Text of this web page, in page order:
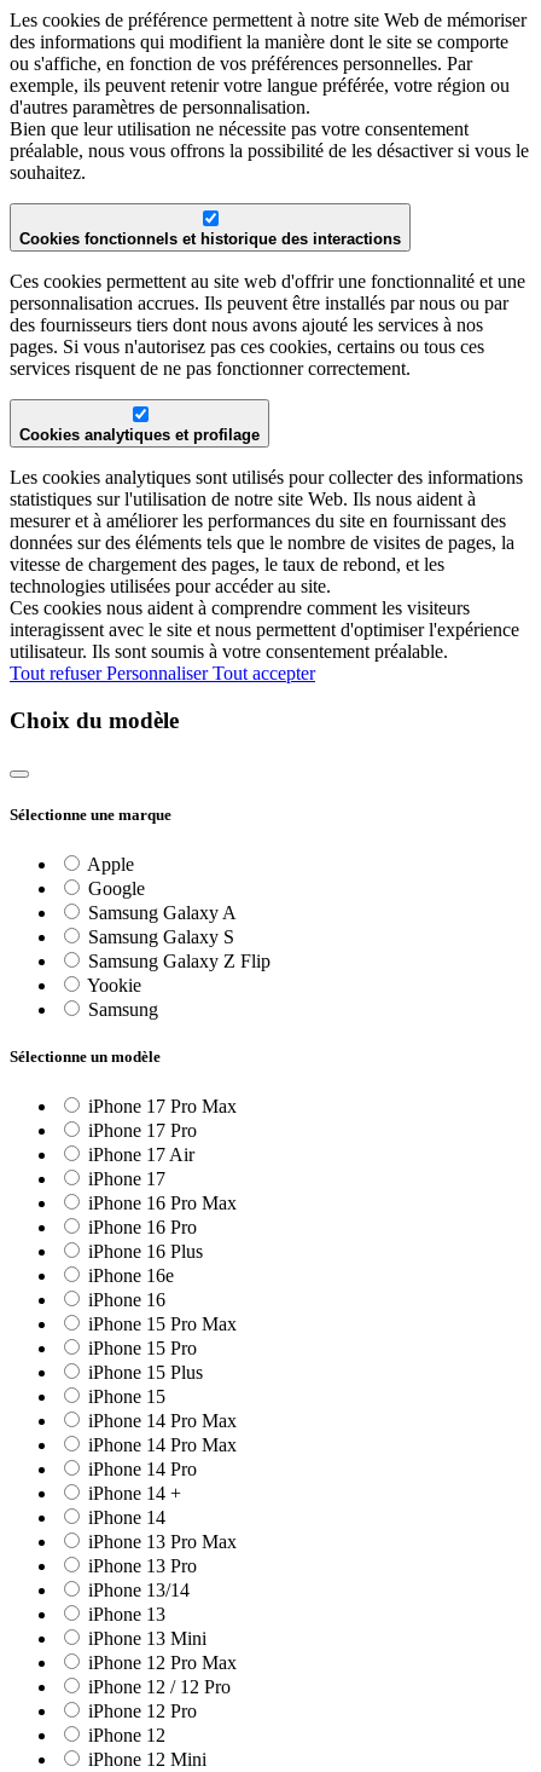
Les cookies de préférence permettent à notre site Web de mémoriser
des informations qui modifient la manière dont le site se comporte
ou s'affiche, en fonction de vos préférences personnelles. Par
exemple, ils peuvent retenir votre langue préférée, votre région ou
d'autres paramètres de personnalisation.
Bien que leur utilisation ne nécessite pas votre consentement
préalable, nous vous offrons la possibilité de les désactiver si vous le
souhaitez.
Cookies fonctionnels et historique des interactions
Ces cookies permettent au site web d'offrir une fonctionnalité et une
personnalisation accrues. Ils peuvent être installés par nous ou par
des fournisseurs tiers dont nous avons ajouté les services à nos
pages. Si vous n'autorisez pas ces cookies, certains ou tous ces
services risquent de ne pas fonctionner correctement.
Cookies analytiques et profilage
Les cookies analytiques sont utilisés pour collecter des informations
statistiques sur l'utilisation de notre site Web. Ils nous aident à
mesurer et à améliorer les performances du site en fournissant des
données sur des éléments tels que le nombre de visites de pages, la
vitesse de chargement des pages, le taux de rebond, et les
technologies utilisées pour accéder au site.
Ces cookies nous aident à comprendre comment les visiteurs
interagissent avec le site et nous permettent d'optimiser l'expérience
utilisateur. Ils sont soumis à votre consentement préalable.
Tout refuserPersonnaliserTout accepter
Choix du modèle
Sélectionne une marque
Apple
Google
Samsung Galaxy A
Samsung Galaxy S
Samsung Galaxy Z Flip
Yookie
Samsung
Sélectionne un modèle
iPhone 17 Pro Max
iPhone 17 Pro
iPhone 17 Air
iPhone 17
iPhone 16 Pro Max
iPhone 16 Pro
iPhone 16 Plus
iPhone 16e
iPhone 16
iPhone 15 Pro Max
iPhone 15 Pro
iPhone 15 Plus
iPhone 15
iPhone 14 Pro Max
iPhone 14 Pro Max
iPhone 14 Pro
iPhone 14 +
iPhone 14
iPhone 13 Pro Max
iPhone 13 Pro
iPhone 13/14
iPhone 13
iPhone 13 Mini
iPhone 12 Pro Max
iPhone 12 / 12 Pro
iPhone 12 Pro
iPhone 12
iPhone 12 Mini